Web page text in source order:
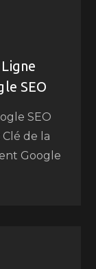
SEO
SEO
de la
Google